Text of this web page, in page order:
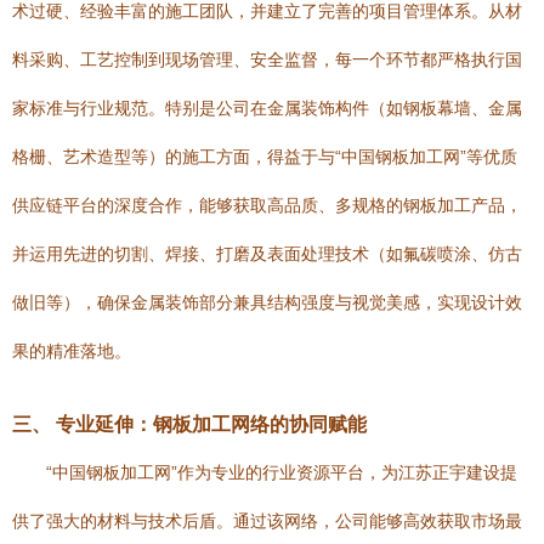
术过硬、经验丰富的施工团队，并建立了完善的项目管理体系。从材
料采购、工艺控制到现场管理、安全监督，每一个环节都严格执行国
家标准与行业规范。特别是公司在金属装饰构件（如钢板幕墙、金属
格栅、艺术造型等）的施工方面，得益于与“中国钢板加工网”等优质
供应链平台的深度合作，能够获取高品质、多规格的钢板加工产品，
并运用先进的切割、焊接、打磨及表面处理技术（如氟碳喷涂、仿古
做旧等），确保金属装饰部分兼具结构强度与视觉美感，实现设计效
果的精准落地。
三、 专业延伸：钢板加工网络的协同赋能
“中国钢板加工网”作为专业的行业资源平台，为江苏正宇建设提
供了强大的材料与技术后盾。通过该网络，公司能够高效获取市场最